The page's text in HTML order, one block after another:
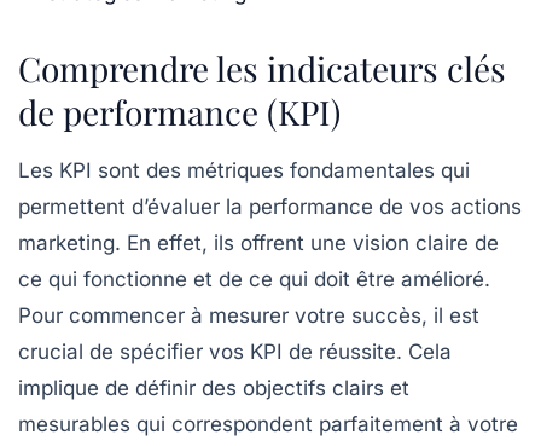
Comprendre les indicateurs clés
de performance (KPI)
Les KPI sont des métriques fondamentales qui
permettent d’évaluer la performance de vos actions
marketing. En effet, ils offrent une vision claire de
ce qui fonctionne et de ce qui doit être amélioré.
Pour commencer à mesurer votre succès, il est
crucial de spécifier vos KPI de réussite. Cela
implique de définir des objectifs clairs et
mesurables qui correspondent parfaitement à votre